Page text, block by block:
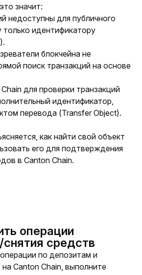
значит:
недоступны для публичного
идентификатору
блокчейна не
поиск транзакций на основе
для проверки транзакций
идентификатор,
перевода (Transfer Object).
как найти свой объект
его для подтверждения
в Canton Chain.
операции
средств
по депозитам и
Canton Chain, выполните